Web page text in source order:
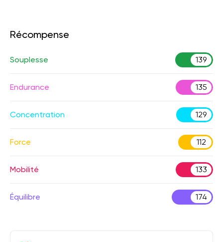
Récompense
Souplesse 139
Endurance 135
Concentration 129
Force 112
Mobilité 133
Équilibre 174